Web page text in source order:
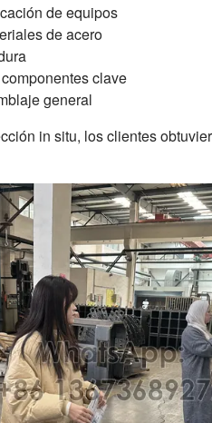
de equipos
de acero
clave
general
in situ, los clientes